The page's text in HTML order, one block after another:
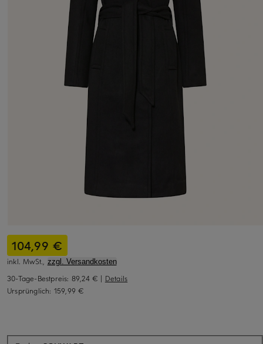
104,99 €
inkl. MwSt., zzgl. Versandkosten
30-Tage-Bestpreis: 89,24 € | Details
Ursprünglich: 159,99 €